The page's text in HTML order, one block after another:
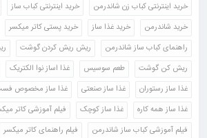
خرید اینترنتی کباب زن شاندرمن
خرید اینترنتی کباب ساز
خرید شاندرمن
خرید غذا ساز خرید پستی کاتر میکسر
راهنمای کباب ساز شاندرمن
ریش ریش کردن گوشت
ریش کن گوشت
طعم سوسیس غذا اساز نوا الکتریک
غذا ساز رستوران
غذا ساز صنعتی
غذا ساز مخصوص
غذا ساز همه کاره
غذا ساز کوچک
فیلم آموزشی کاتر
فیلم آموزشی کباب ساز شاندرمن
فیلم راهنمای کاتر میکسر